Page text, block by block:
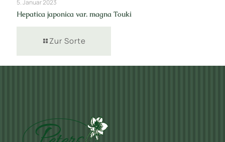
5. Januar 2023
Hepatica japonica var. magna Touki
Zur Sorte